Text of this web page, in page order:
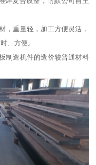
，重量轻，加工方便灵活，
、方便。
制造机件的造价较普通材料